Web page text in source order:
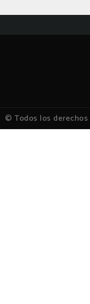
© Todos los derechos